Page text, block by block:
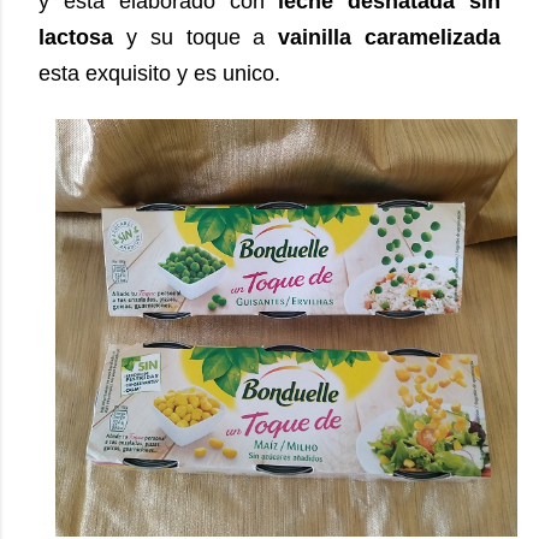
lactosa y su toque avainilla caramelizada
esta exquisito y es unico.